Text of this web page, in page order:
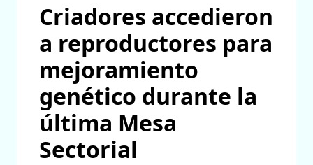
Criadores accedieron
a reproductores para
mejoramiento
genético durante la
última Mesa
Sectorial